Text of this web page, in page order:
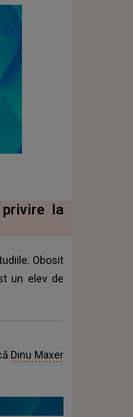
la
Obosit
un elev de
Dinu Maxer